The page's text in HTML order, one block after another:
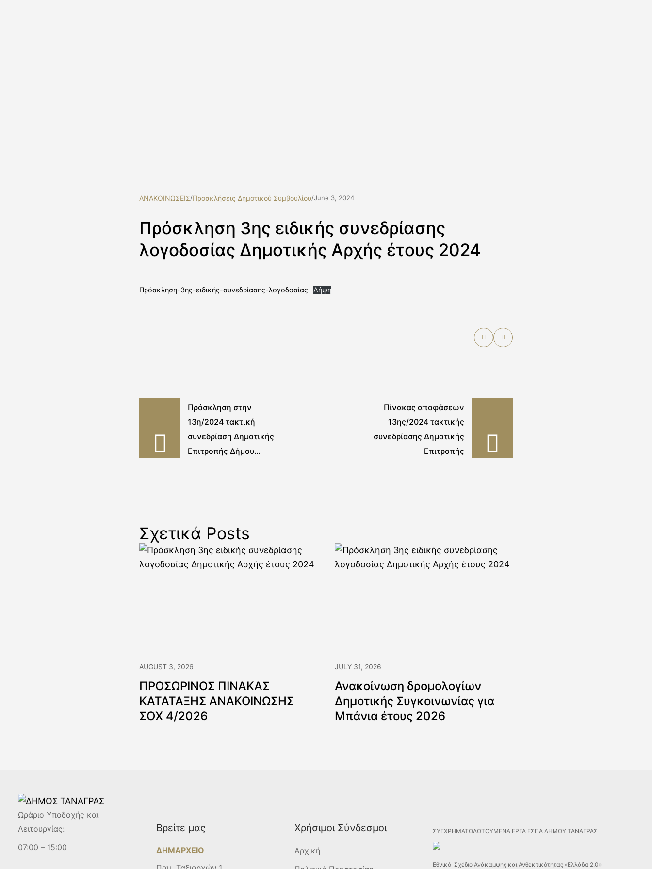
ΑΝΑΚΟΙΝΩΣΕΙΣ/Προσκλήσεις Δημοτικού Συμβουλίου/June 3, 2024
Πρόσκληση 3ης ειδικής συνεδρίασης
λογοδοσίας Δημοτικής Αρχής έτους 2024
Πρόσκληση-3ης-ειδικής-συνεδρίασης-λογοδοσίας Λήψη
Πρόσκληση στην
13η/2024 τακτική
συνεδρίαση Δημοτικής
Επιτροπής Δήμου
Πίνακας αποφάσεων
13ης/2024 τακτικής
συνεδρίασης Δημοτικής
Επιτροπής
Σχετικά Posts
AUGUST 3, 2026
ΠΡΟΣΩΡΙΝΟΣ ΠΙΝΑΚΑΣ
ΚΑΤΑΤΑΞΗΣ ΑΝΑΚΟΙΝΩΣΗΣ
ΣΟΧ 4/2026
JULY 31, 2026
Ανακοίνωση δρομολογίων
Δημοτικής Συγκοινωνίας για
Μπάνια έτους 2026
Ωράριο Υποδοχής και
Λειτουργίας:
07:00 – 15:00
Βρείτε μας
ΔΗΜΑΡΧΕΙΟ
Χρήσιμοι Σύνδεσμοι
Αρχική
ΣΥΓΧΡΗΜΑΤΟΔΟΤΟΥΜΕΝΑ ΕΡΓΑ ΕΣΠΑ ΔΗΜΟΥ ΤΑΝΑΓΡΑΣ
Εθνικό Σχέδιο Ανάκαμψης και Ανθεκτικότητας «Ελλάδα 2.0»